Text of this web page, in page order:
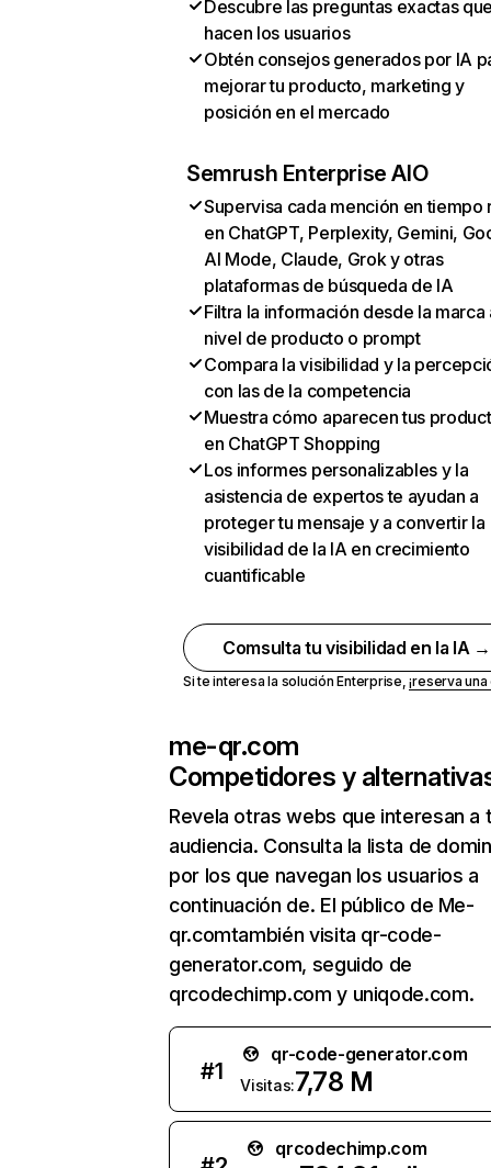
Descubre las preguntas exactas
hacen los usuarios
Obtén consejos generados por IA
mejorar tu producto, marketing y
posición en el mercado
Semrush Enterprise AIO
Supervisa cada mención en tiempo
en ChatGPT, Perplexity, Gemini,
AI Mode, Claude, Grok y otras
plataformas de búsqueda de IA
Filtra la información desde la marca
nivel de producto o prompt
Compara la visibilidad y la
con las de la competencia
Muestra cómo aparecen tus
en ChatGPT Shopping
Los informes personalizables y la
asistencia de expertos te ayudan a
proteger tu mensaje y a convertir la
visibilidad de la IA en crecimiento
cuantificable
Comsulta tu visibilidad en la IA →
Si te interesa la solución Enterprise,¡reserva
me-qr.com
Competidores y
Revela otras webs que interesan a
audiencia. Consulta la lista de
por los que navegan los usuarios a
continuación de. El público de Me-
qr.comtambién visita qr-code-
generator.com, seguido de
qrcodechimp.com y uniqode.com.
#1
qr-code-generator.com
Visitas:7,78 M
qrcodechimp.com